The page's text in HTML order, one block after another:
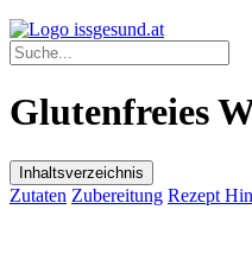
Glutenfreies
Inhaltsverzeichnis
Zutaten Zubereitung Rezept